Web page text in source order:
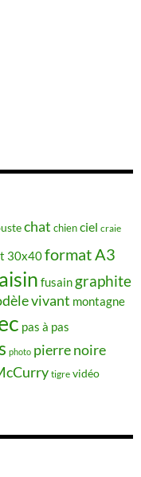
chat chienciel craie
30x40format A3
fusain graphite
vivant montagne
pas à pas
photo pierre noire
tigre vidéo